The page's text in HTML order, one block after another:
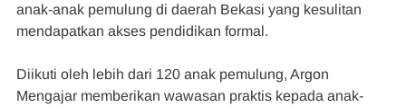
anak-anak pemulung di daerah Bekasi yang kesulitan
mendapatkan akses pendidikan formal.
Diikuti oleh lebih dari 120 anak pemulung, Argon
Mengajar memberikan wawasan praktis kepada anak-